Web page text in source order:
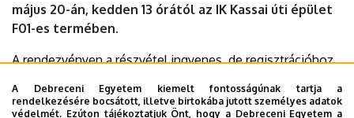
május 20-án, kedden 13 órától az IK Kassai úti épület
F01-es termében.
A rendezvényen a részvétel ingyenes, de regisztrációhoz
Időpont:2025. május 20., kedd 13
A Debreceni Egyetem kiemelt fontosságúnak tartja a
rendelkezésére bocsátott, illetve birtokába jutott személyes adatok
védelmét. Ezúton tájékoztatjuk Önt, hogy a Debreceni Egyetem a